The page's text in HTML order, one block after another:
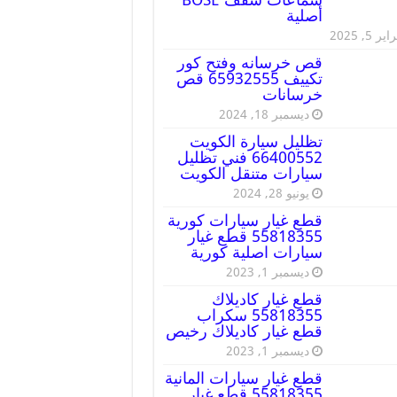
أصلية
5, 2025
قص خرسانه وفتح كور
تكييف 65932555 قص
خرسانات
ديسمبر 18, 2024
تظليل سيارة الكويت
66400552 فني تظليل
سيارات متنقل الكويت
يونيو 28, 2024
قطع غيار سيارات كورية
55818355 قطع غيار
سيارات اصلية كورية
ديسمبر 1, 2023
قطع غيار كاديلاك
55818355 سكراب
قطع غيار كاديلاك رخيص
ديسمبر 1, 2023
قطع غيار سيارات المانية